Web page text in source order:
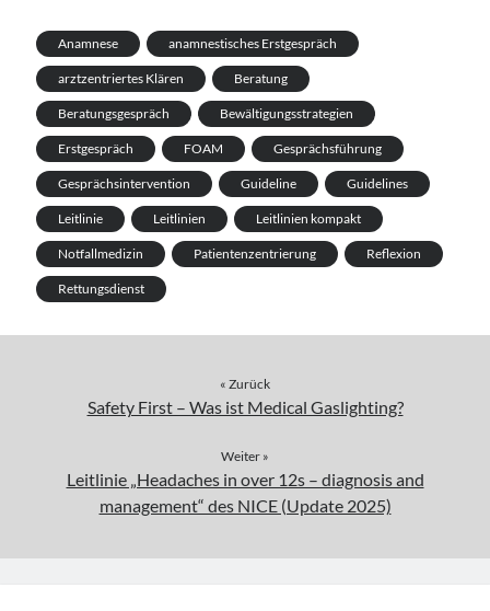
Anamnese anamnestisches Erstgespräch
arztzentriertes Klären Beratung
Beratungsgespräch Bewältigungsstrategien
Erstgespräch FOAM Gesprächsführung
Gesprächsintervention Guideline Guidelines
Leitlinie Leitlinien Leitlinien kompakt
Notfallmedizin Patientenzentrierung Reflexion
Rettungsdienst
« Zurück
Safety First – Was ist Medical Gaslighting?
Weiter »
Leitlinie „Headaches in over 12s – diagnosis and
management“ des NICE (Update 2025)